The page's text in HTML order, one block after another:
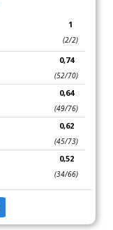
1
(2/2)
0,74
(52/70)
0,64
(49/76)
0,62
(45/73)
0,52
(34/66)